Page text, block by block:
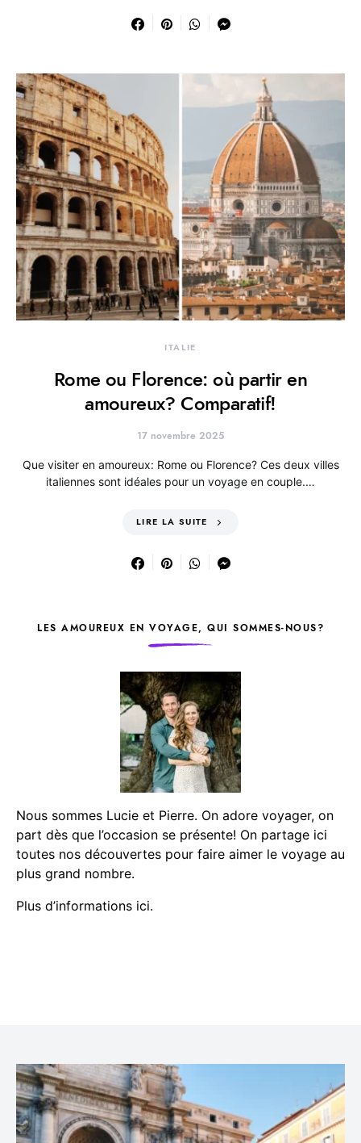
ITALIE
Rome ou Florence: où partir en
amoureux? Comparatif!
17 novembre 2025
Que visiter en amoureux: Rome ou Florence? Ces deux villes
italiennes sont idéales pour un voyage en couple.…
LIRE LA SUITE
LES AMOUREUX EN VOYAGE, QUI SOMMES-NOUS?
Nous sommes Lucie et Pierre. On adore voyager, on
part dès que l’occasion se présente! On partage ici
toutes nos découvertes pour faire aimer le voyage au
plus grand nombre.
Plus d’informations ici.